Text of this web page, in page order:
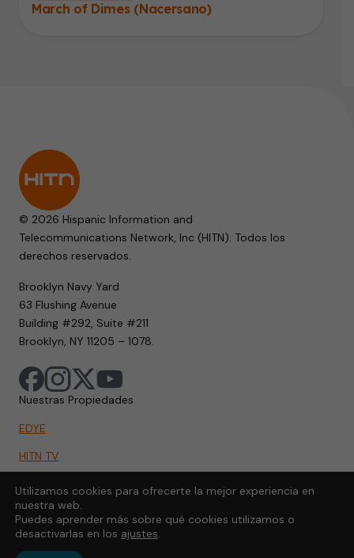
March of Dimes (Nacersano)
© 2026 Hispanic Information and
Telecommunications Network, Inc (HITN). Todos los
derechos reservados.
Brooklyn Navy Yard
63 Flushing Avenue
Building #292, Suite #211
Brooklyn, NY 11205 – 1078.
Nuestras Propiedades
EDYE
HITN TV
HITN.ORG
HITN GO
Utilizamos cookies para ofrecerte la mejor experiencia en
nuestra web.
Puedes aprender más sobre qué cookies utilizamos o
desactivarlas en los ajustes.